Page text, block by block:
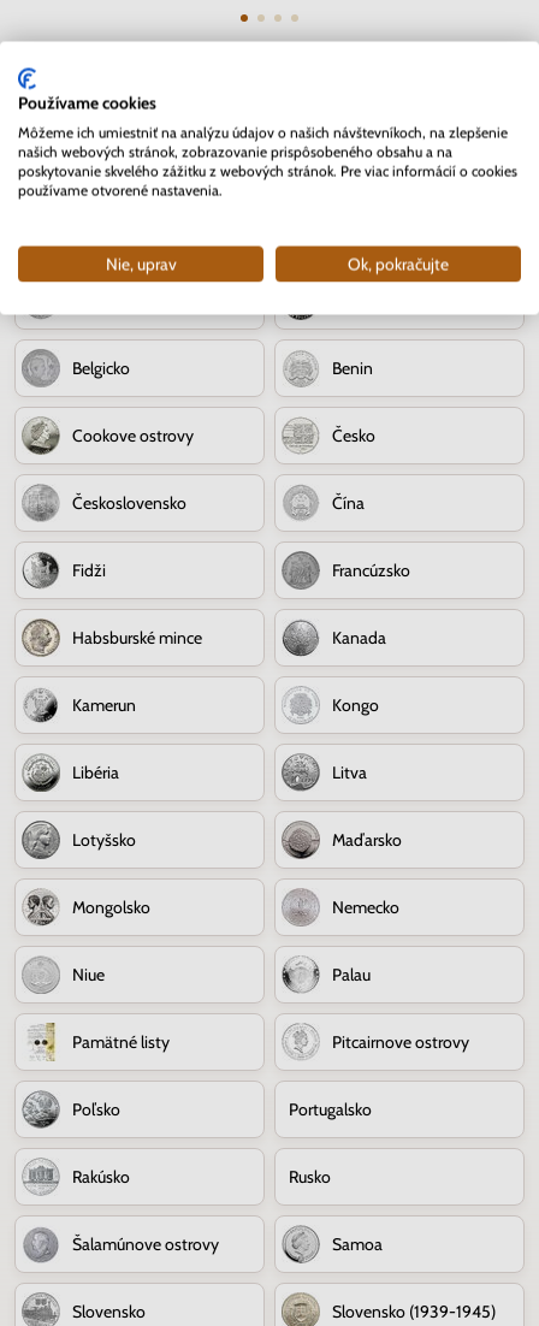
Strieborné mince
Belgicko Benin
Cookove ostrovy Česko
Československo Čína
Fidži Francúzsko
Habsburské mince Kanada
Kamerun Kongo
Libéria Litva
Lotyšsko Maďarsko
Mongolsko Nemecko
Niue Palau
Pamätné listy Pitcairnove ostrovy
Poľsko Portugalsko
Rakúsko Rusko
Šalamúnove ostrovy Samoa
Slovensko Slovensko (1939-1945)
Používame cookies
Môžeme ich umiestniť na analýzu údajov o našich návštevníkoch, na zlepšenie
našich webových stránok, zobrazovanie prispôsobeného obsahu a na
poskytovanie skvelého zážitku z webových stránok. Pre viac informácií o cookies
používame otvorené nastavenia.
Nie, uprav Ok, pokračujte